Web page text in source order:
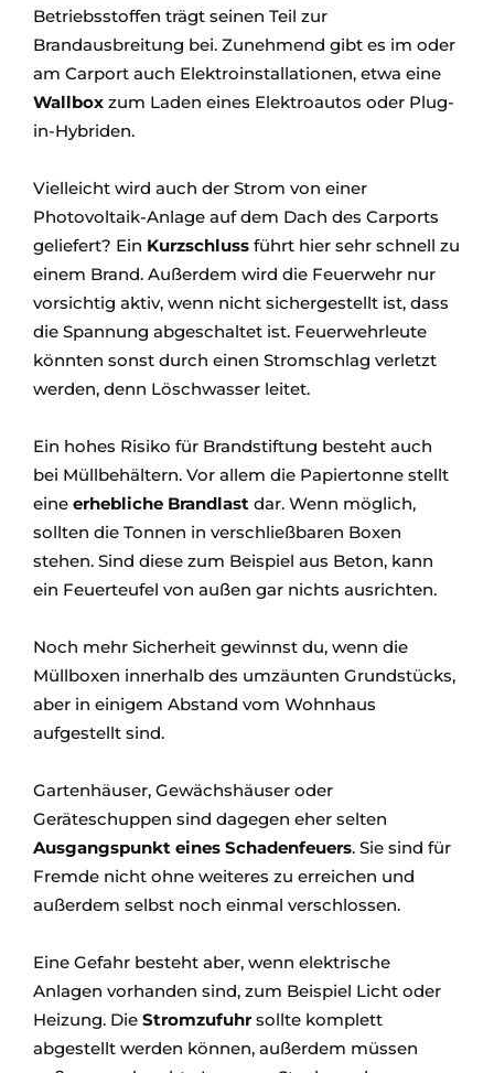
Betriebsstoffen trägt seinen Teil zur
Brandausbreitung bei. Zunehmend gibt es im oder
am Carport auch Elektroinstallationen, etwa eine
Wallbox zum Laden eines Elektroautos oder Plug-
in-Hybriden.
Vielleicht wird auch der Strom von einer
Photovoltaik-Anlage auf dem Dach des Carports
geliefert? Ein Kurzschluss führt hier sehr schnell zu
einem Brand. Außerdem wird die Feuerwehr nur
vorsichtig aktiv, wenn nicht sichergestellt ist, dass
die Spannung abgeschaltet ist. Feuerwehrleute
könnten sonst durch einen Stromschlag verletzt
werden, denn Löschwasser leitet.
Ein hohes Risiko für Brandstiftung besteht auch
bei Müllbehältern. Vor allem die Papiertonne stellt
eine erhebliche Brandlast dar. Wenn möglich,
sollten die Tonnen in verschließbaren Boxen
stehen. Sind diese zum Beispiel aus Beton, kann
ein Feuerteufel von außen gar nichts ausrichten.
Noch mehr Sicherheit gewinnst du, wenn die
Müllboxen innerhalb des umzäunten Grundstücks,
aber in einigem Abstand vom Wohnhaus
aufgestellt sind.
Gartenhäuser, Gewächshäuser oder
Geräteschuppen sind dagegen eher selten
Ausgangspunkt eines Schadenfeuers. Sie sind für
Fremde nicht ohne weiteres zu erreichen und
außerdem selbst noch einmal verschlossen.
Eine Gefahr besteht aber, wenn elektrische
Anlagen vorhanden sind, zum Beispiel Licht oder
Heizung. Die Stromzufuhr sollte komplett
abgestellt werden können, außerdem müssen